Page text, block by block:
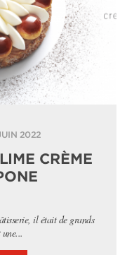
2022
CRÈME
il était de grands